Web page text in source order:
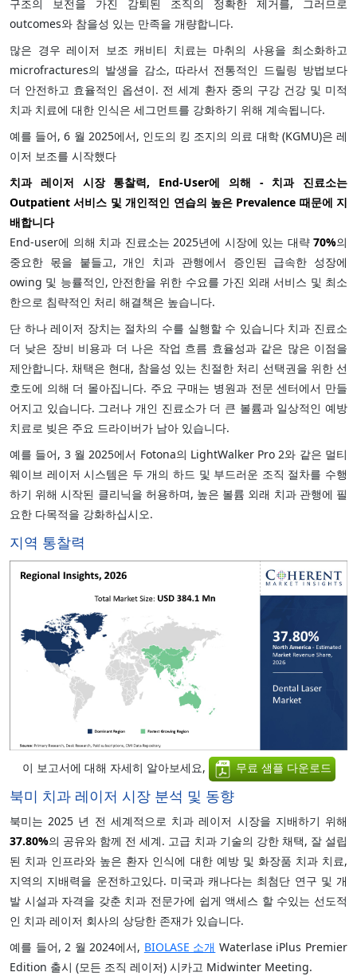
구조의 보전을 가진 감퇴된 조직의 정확한 제거를, 그러므로
outcomes와 참을성 있는 만족을 개량합니다.
많은 경우 레이저 보조 캐비티 치료는 마취의 사용을 최소화하고
microfractures의 발생을 감소, 따라서 전통적인 드릴링 방법보다
더 안전하고 효율적인 옵션이. 전 세계 환자 중의 구강 건강 및 미적
치과 치료에 대한 인식은 세그먼트를 강화하기 위해 계속됩니다.
예를 들어, 6 월 2025에서, 인도의 킹 조지의 의료 대학 (KGMU)은 레
이저 보조를 시작했다
치과 레이저 시장 통찰력, End-User에 의해 - 치과 진료소는
Outpatient 서비스 및 개인적인 연습의 높은 Prevalence 때문에 지
배합니다
End-user에 의해 치과 진료소는 2025년에 시장에 있는 대략 70%의
중요한 몫을 붙들고, 개인 치과 관행에서 증인된 급속한 성장에
owing 및 능률적인, 안전한을 위한 수요를 가진 외래 서비스 및 최소
한으로 침략적인 처리 해결책은 높습니다.
단 하나 레이저 장치는 절차의 수를 실행할 수 있습니다 치과 진료소
더 낮은 장비 비용과 더 나은 작업 흐름 효율성과 같은 많은 이점을
제안합니다. 채택은 현대, 참을성 있는 친절한 처리 선택권을 위한 선
호도에 의해 더 몰아집니다. 주요 구매는 병원과 전문 센터에서 만들
어지고 있습니다. 그러나 개인 진료소가 더 큰 볼륨과 일상적인 예방
치료로 빚은 주요 드라이버가 남아 있습니다.
예를 들어, 3 월 2025에서 Fotona의 LightWalker Pro 2와 같은 멀티
웨이브 레이저 시스템은 두 개의 하드 및 부드러운 조직 절차를 수행
하기 위해 시작된 클리닉을 허용하며, 높은 볼륨 외래 치과 관행에 필
요한 다목적을 강화하십시오.
지역 통찰력
이 보고서에 대해 자세히 알아보세요, 무료 샘플 다운로드
북미 치과 레이저 시장 분석 및 동향
북미는 2025 년 전 세계적으로 치과 레이저 시장을 지배하기 위해
37.80%의 공유와 함께 전 세계. 고급 치과 기술의 강한 채택, 잘 설립
된 치과 인프라와 높은 환자 인식에 대한 예방 및 화장품 치과 치료,
지역의 지배력을 운전하고있다. 미국과 캐나다는 최첨단 연구 및 개
발 시설과 자격을 갖춘 치과 전문가에 쉽게 액세스 할 수있는 선도적
인 치과 레이저 회사의 상당한 존재가 있습니다.
예를 들어, 2 월 2024에서, BIOLASE 소개 Waterlase iPlus Premier
Edition 출시 (모든 조직 레이저) 시카고 Midwinter Meeting.